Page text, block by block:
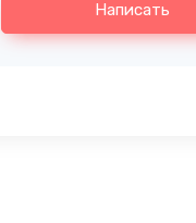
Написать